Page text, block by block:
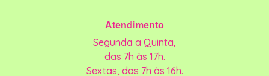
Atendimento
Segunda a Quinta,
das 7h às 17h.
Sextas, das 7h às 16h.